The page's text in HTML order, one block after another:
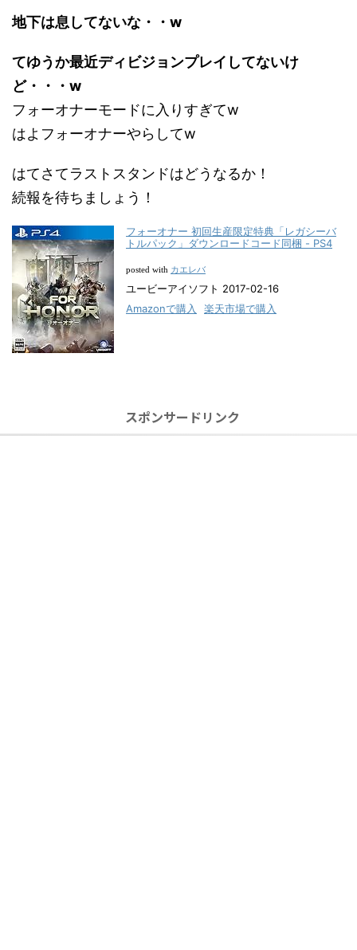
地下は息してないな・・w
てゆうか最近ディビジョンプレイしてないけ
ど・・・w
フォーオナーモードに入りすぎてw
はよフォーオナーやらしてw
はてさてラストスタンドはどうなるか！
続報を待ちましょう！
フォーオナー 初回生産限定特典「レガシーバ
トルパック」ダウンロードコード同梱 - PS4
posted with カエレバ
ユービーアイソフト 2017-02-16
Amazonで購入
楽天市場で購入
スポンサードリンク